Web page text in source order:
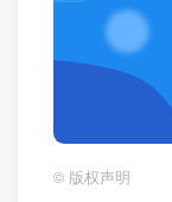
© 版权声明